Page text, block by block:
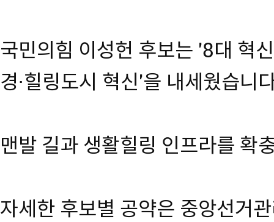
국민의힘 이성헌 후보는 '8대 혁
경·힐링도시 혁신'을 내세웠습니
맨발 길과 생활힐링 인프라를 확
자세한 후보별 공약은 중앙선거